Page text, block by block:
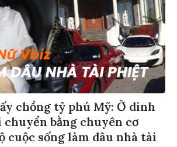
chồng tỷ phú Mỹ: Ở dinh
chuyển bằng chuyên cơ
cuộc sống làm dâu nhà tài